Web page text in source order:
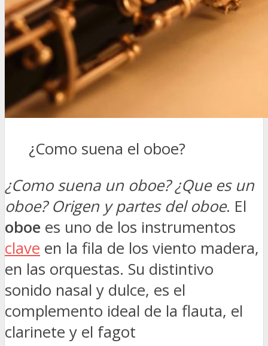
¿Como suena el oboe?
¿Como suena un oboe? ¿Que es un
oboe? Origen y partes del oboe. El
oboe es uno de los instrumentos
clave en la fila de los viento madera,
en las orquestas. Su distintivo
sonido nasal y dulce, es el
complemento ideal de la flauta, el
clarinete y el fagot